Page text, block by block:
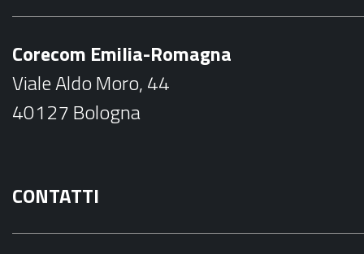
e
o
k
t
r
a
Corecom Emilia-Romagna
Viale Aldo Moro, 44
40127 Bologna
CONTATTI